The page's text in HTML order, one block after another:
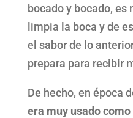
bocado y bocado,
limpia la boca y de
el sabor de lo
prepara para recibir
De hecho, en época
era muy usado